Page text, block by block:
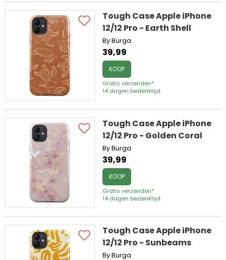
Tough Case Apple iPhone
12/12 Pro - Earth Shell
By Burga
39,99
KOOP
Gratis verzenden*
14 dagen bedenktijd
Tough Case Apple iPhone
12/12 Pro - Golden Coral
By Burga
39,99
KOOP
Gratis verzenden*
14 dagen bedenktijd
Tough Case Apple iPhone
12/12 Pro - Sunbeams
By Burga